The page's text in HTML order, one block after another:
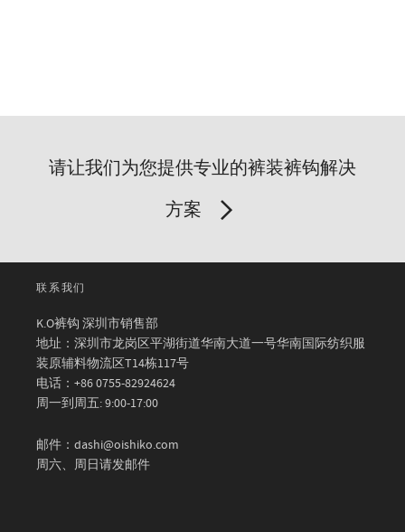
请让我们为您提供专业的裤装裤钩解决
方案
联系我们
K.O裤钩 深圳市销售部
地址：深圳市龙岗区平湖街道华南大道一号华南国际纺织服
装原辅料物流区T14栋117号
电话：+86 0755-82924624
周一到周五: 9:00-17:00
邮件：dashi@oishiko.com
周六、周日请发邮件